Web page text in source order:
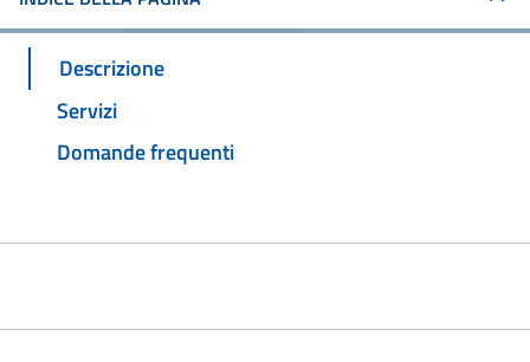
Descrizione
Servizi
Domande frequenti